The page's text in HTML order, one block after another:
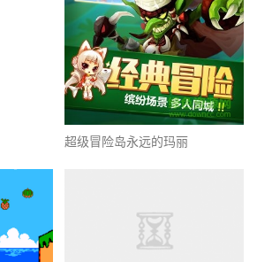
超级冒险岛永远的玛丽